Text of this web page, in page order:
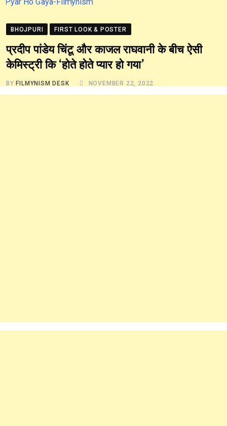
BHOJPURI FIRST LOOK & POSTER
प्रदीप पांडेय चिंटू और काजल राघवानी के बीच ऐसी
केमिस्ट्री कि ‘होते होते प्यार हो गया’
BY FILMYNISM DESK NOVEMBER 22, 2022